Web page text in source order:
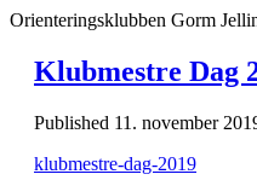
Orienteringsklubben Gorm
Klubmestre Dag
Published 11. november
klubmestre-dag-2019